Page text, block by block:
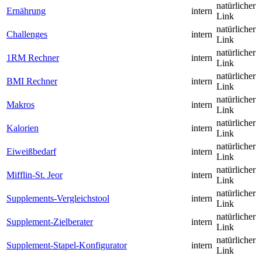
Ernährung
intern
natürlicher
Link
Challenges
intern
natürlicher
Link
1RM Rechner
intern
natürlicher
Link
BMI Rechner
intern
natürlicher
Link
Makros
intern
natürlicher
Link
Kalorien
intern
natürlicher
Link
Eiweißbedarf
intern
natürlicher
Link
Mifflin-St. Jeor
intern
natürlicher
Link
Supplements-Vergleichstool
intern
natürlicher
Link
Supplement-Zielberater
intern
natürlicher
Link
Supplement-Stapel-Konfigurator
intern
natürlicher
Link